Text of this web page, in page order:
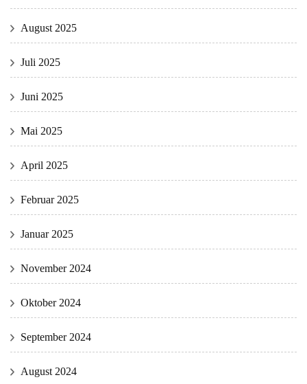
August 2025
Juli 2025
Juni 2025
Mai 2025
April 2025
Februar 2025
Januar 2025
November 2024
Oktober 2024
September 2024
August 2024